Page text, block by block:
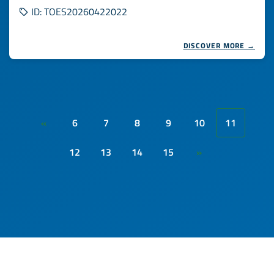
ID: TOES20260422022
DISCOVER MORE →
« 6 7 8 9 10
11
12
13 14 15 »